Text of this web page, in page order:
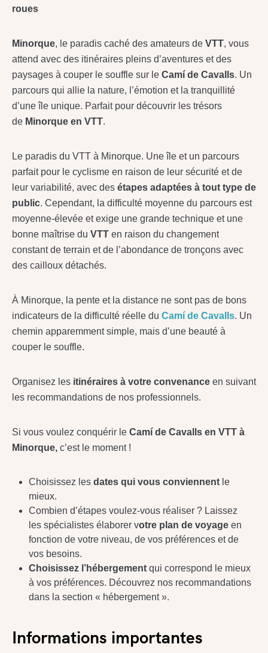
roues
Minorque, le paradis caché des amateurs de VTT, vous
attend avec des itinéraires pleins d’aventures et des
paysages à couper le souffle sur le Camí de Cavalls. Un
parcours qui allie la nature, l’émotion et la tranquillité
d’une île unique. Parfait pour découvrir les trésors
de Minorque en VTT.
Le paradis du VTT à Minorque. Une île et un parcours
parfait pour le cyclisme en raison de leur sécurité et de
leur variabilité, avec des étapes adaptées à tout type de
public. Cependant, la difficulté moyenne du parcours est
moyenne-élevée et exige une grande technique et une
bonne maîtrise du VTT en raison du changement
constant de terrain et de l’abondance de tronçons avec
des cailloux détachés.
À Minorque, la pente et la distance ne sont pas de bons
indicateurs de la difficulté réelle du Camí de Cavalls. Un
chemin apparemment simple, mais d’une beauté à
couper le souffle.
Organisez les itinéraires à votre convenance en suivant
les recommandations de nos professionnels.
Si vous voulez conquérir le Camí de Cavalls en VTT à
Minorque, c’est le moment !
Choisissez les dates qui vous conviennent le
mieux.
Combien d’étapes voulez-vous réaliser ? Laissez
les spécialistes élaborer votre plan de voyage en
fonction de votre niveau, de vos préférences et de
vos besoins.
Choisissez l’hébergement qui correspond le mieux
à vos préférences. Découvrez nos recommandations
dans la section « hébergement ».
Informations importantes